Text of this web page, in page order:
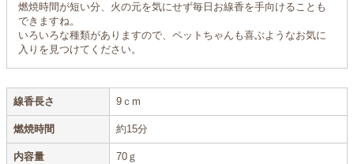
燃焼時間が短い分、火の元を気にせず毎日お線香を手向けることも
できますね。
いろいろな種類がありますので、ペットちゃんも喜ぶようなお気に
入りを見つけてください。
線香長さ 9ｃm
燃焼時間 約15分
内容量 70ｇ